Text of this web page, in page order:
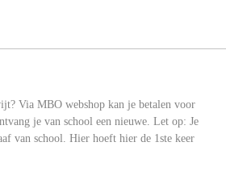
Via MBO webshop kan je betalen voor
je van school een nieuwe. Let op: Je
van school. Hier hoeft hier de 1ste keer